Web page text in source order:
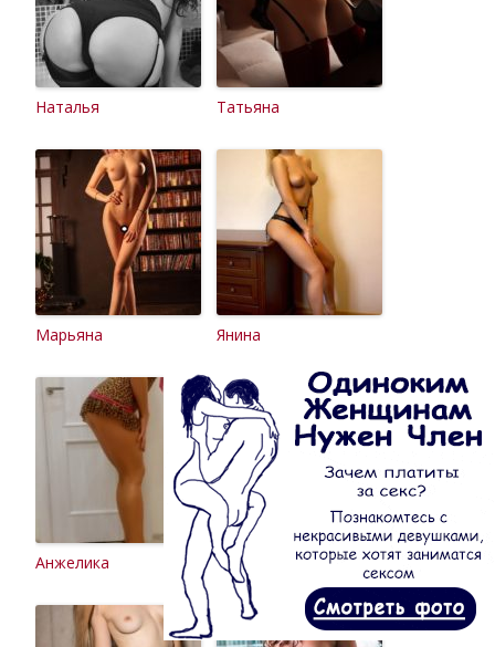
Наталья Татьяна
Марьяна Янина
Анжелика Лариса